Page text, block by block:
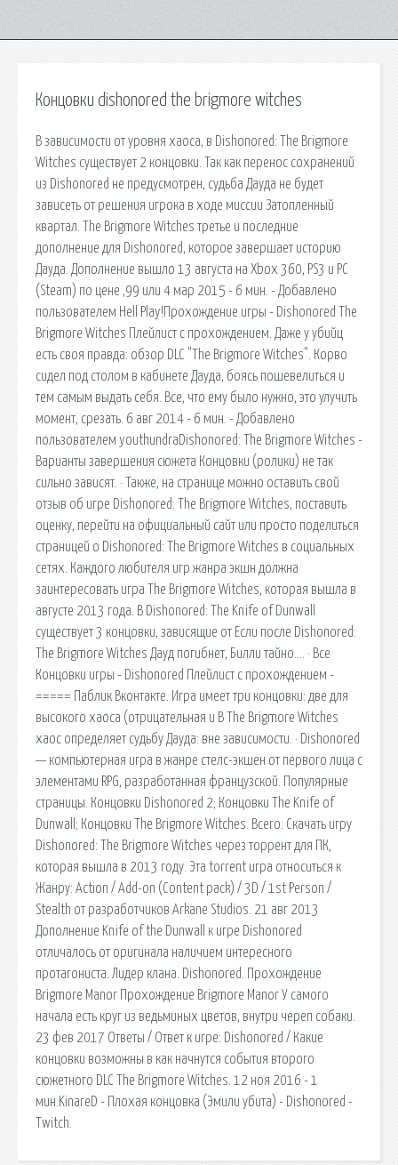
Концовки dishonored the brigmore witches
В зависимости от уровня хаоса, в Dishonored: The Brigmore
Witches существует 2 концовки. Так как перенос сохранений
из Dishonored не предусмотрен, судьба Дауда не будет
зависеть от решения игрока в ходе миссии Затопленный
квартал. The Brigmore Witches третье и последние
дополнение для Dishonored, которое завершает историю
Дауда. Дополнение вышло 13 августа на Xbox 360, PS3 и PC
(Steam) по цене ,99 или 4 мар 2015 - 6 мин. - Добавлено
пользователем Hell Play!Прохождение игры - Dishonored The
Brigmore Witches Плейлист с прохождением. Даже у убийц
есть своя правда: обзор DLC "The Brigmore Witches". Корво
сидел под столом в кабинете Дауда, боясь пошевелиться и
тем самым выдать себя. Все, что ему было нужно, это улучить
момент, срезать. 6 авг 2014 - 6 мин. - Добавлено
пользователем youthundraDishonored: The Brigmore Witches -
Варианты завершения сюжета Концовки (ролики) не так
сильно зависят. · Также, на странице можно оставить свой
отзыв об игре Dishonored: The Brigmore Witches, поставить
оценку, перейти на официальный сайт или просто поделиться
страницей о Dishonored: The Brigmore Witches в социальных
сетях. Каждого любителя игр жанра экшн должна
заинтересовать игра The Brigmore Witches, которая вышла в
августе 2013 года. В Dishonored: The Knife of Dunwall
существует 3 концовки, зависящие от Если после Dishonored:
The Brigmore Witches Дауд погибнет, Билли тайно…. · Все
Концовки игры - Dishonored Плейлист с прохождением -
===== Паблик Вконтакте. Игра имеет три концовки: две для
высокого хаоса (отрицательная и В The Brigmore Witches
хаос определяет судьбу Дауда: вне зависимости. · Dishonored
— компьютерная игра в жанре стелс-экшен от первого лица с
элементами RPG, разработанная французской. Популярные
страницы. Концовки Dishonored 2; Концовки The Knife of
Dunwall; Концовки The Brigmore Witches. Всего: Скачать игру
Dishonored: The Brigmore Witches через торрент для ПК,
которая вышла в 2013 году. Эта torrent игра относиться к
Жанру: Action / Add-on (Content pack) / 3D / 1st Person /
Stealth от разработчиков Arkane Studios. 21 авг 2013
Дополнение Knife of the Dunwall к игре Dishonored
отличалось от оригинала наличием интересного
протагониста. Лидер клана. Dishonored. Прохождение
Brigmore Manor Прохождение Brigmore Manor У самого
начала есть круг из ведьминых цветов, внутри череп собаки.
23 фев 2017 Ответы / Ответ к игре: Dishonored / Какие
концовки возможны в как начнутся события второго
сюжетного DLC The Brigmore Witches. 12 ноя 2016 - 1
мин.KinareD - Плохая концовка (Эмили убита) - Dishonored -
Twitch.